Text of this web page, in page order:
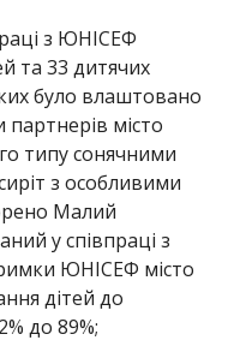
з ЮНІСЕФ
та 33 дитячих
було влаштовано
партнерів місто
типу сонячними
з особливими
Малий
у співпраці з
ЮНІСЕФ місто
дітей до
до 89%;